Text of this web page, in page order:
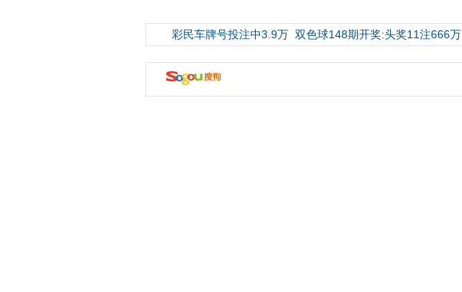
彩民车牌号投注中3.9万 双色球148期开奖:头奖11注666万